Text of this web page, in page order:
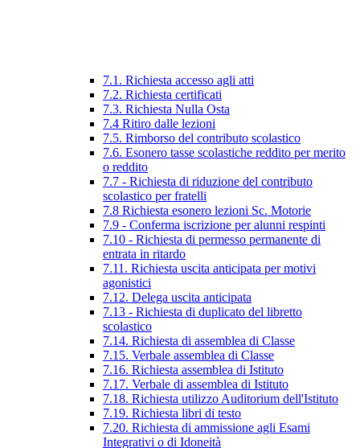
7.1. Richiesta accesso agli atti
7.2. Richiesta certificati
7.3. Richiesta Nulla Osta
7.4 Ritiro dalle lezioni
7.5. Rimborso del contributo scolastico
7.6. Esonero tasse scolastiche reddito per merito
o reddito
7.7 - Richiesta di riduzione del contributo
scolastico per fratelli
7.8 Richiesta esonero lezioni Sc. Motorie
7.9 - Conferma iscrizione per alunni respinti
7.10 - Richiesta di permesso permanente di
entrata in ritardo
7.11. Richiesta uscita anticipata per motivi
agonistici
7.12. Delega uscita anticipata
7.13 - Richiesta di duplicato del libretto
scolastico
7.14. Richiesta di assemblea di Classe
7.15. Verbale assemblea di Classe
7.16. Richiesta assemblea di Istituto
7.17. Verbale di assemblea di Istituto
7.18. Richiesta utilizzo Auditorium dell'Istituto
7.19. Richiesta libri di testo
7.20. Richiesta di ammissione agli Esami
Integrativi o di Idoneità